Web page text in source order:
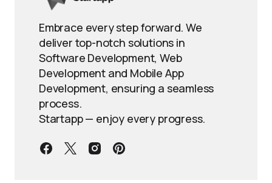
Embrace every step forward. We
deliver top-notch solutions in
Software Development, Web
Development and Mobile App
Development, ensuring a seamless
process.
Startapp — enjoy every progress.